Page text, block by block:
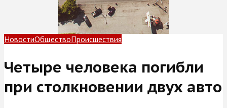
НовостиОбществоПроисшествия
Четыре человека погибли
при столкновении двух авто